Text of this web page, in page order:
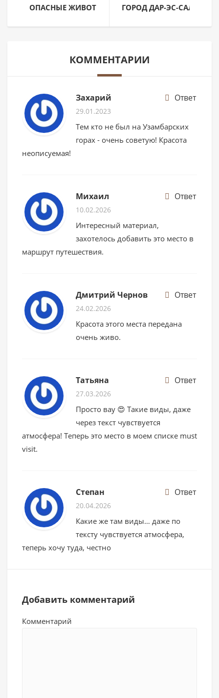
ОПАСНЫЕ ЖИВОТНЫЕ ТАНЗАНИИГОРОД ДАР-ЭС-САЛАМ
КОММЕНТАРИИ
Захарий Ответ
29.01.2023
Тем кто не был на Узамбарских
горах - очень советую! Красота
неописуемая!
Михаил Ответ
10.02.2026
Интересный материал,
захотелось добавить это место в
маршрут путешествия.
Дмитрий Чернов Ответ
24.02.2026
Красота этого места передана
очень живо.
Татьяна Ответ
27.03.2026
Просто вау 😍 Такие виды, даже
через текст чувствуется
атмосфера! Теперь это место в моем списке must
visit.
Степан Ответ
20.04.2026
Какие же там виды… даже по
тексту чувствуется атмосфера,
теперь хочу туда, честно
Добавить комментарий
Комментарий